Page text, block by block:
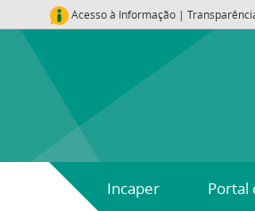
Acesso à Informação |
Incaper Portal